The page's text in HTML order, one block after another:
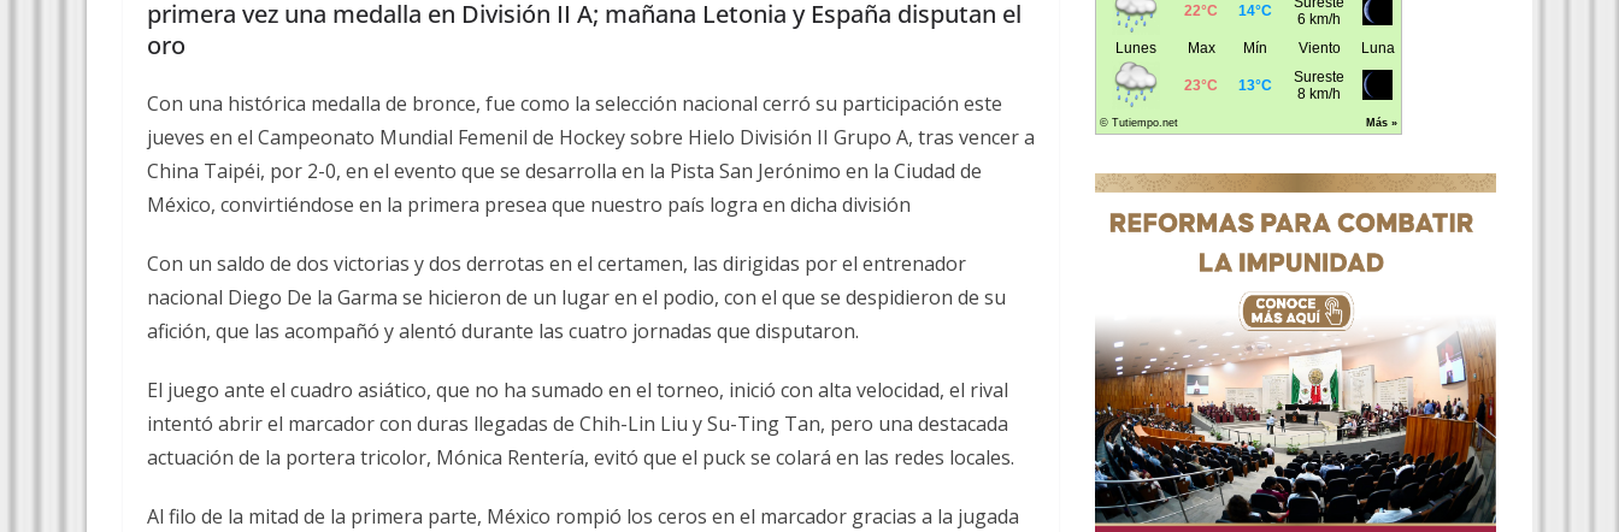
primera vez una medalla en División II A; mañana Letonia y España disputan el
oro
Con una histórica medalla de bronce, fue como la selección nacional cerró su participación este
jueves en el Campeonato Mundial Femenil de Hockey sobre Hielo División II Grupo A, tras vencer a
China Taipéi, por 2-0, en el evento que se desarrolla en la Pista San Jerónimo en la Ciudad de
México, convirtiéndose en la primera presea que nuestro país logra en dicha división
Con un saldo de dos victorias y dos derrotas en el certamen, las dirigidas por el entrenador
nacional Diego De la Garma se hicieron de un lugar en el podio, con el que se despidieron de su
afición, que las acompañó y alentó durante las cuatro jornadas que disputaron.
El juego ante el cuadro asiático, que no ha sumado en el torneo, inició con alta velocidad, el rival
intentó abrir el marcador con duras llegadas de Chih-Lin Liu y Su-Ting Tan, pero una destacada
actuación de la portera tricolor, Mónica Rentería, evitó que el puck se colará en las redes locales.
Al filo de la mitad de la primera parte, México rompió los ceros en el marcador gracias a la jugada